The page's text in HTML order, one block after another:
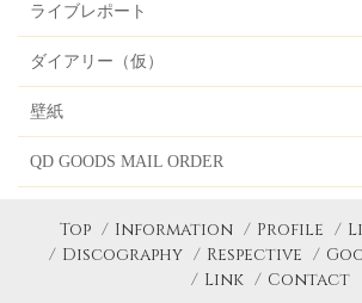
ライブレポート
ダイアリー（仮）
壁紙
QD GOODS MAIL ORDER
Top Information Profile
Discography
Respective
Link
Contact